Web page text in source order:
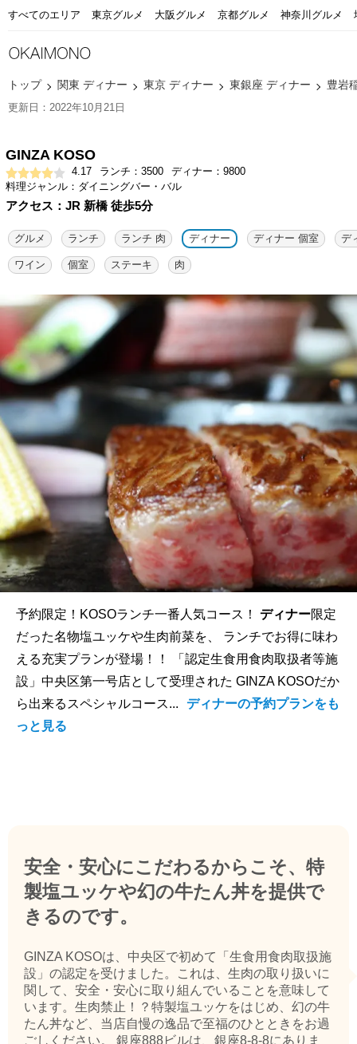
すべてのエリア 東京グルメ 大阪グルメ 京都グルメ 神奈川グルメ
トップ 関東 ディナー 東京 ディナー 東銀座 ディナー 豊岩
更新日：2022年10月21日
GINZA KOSO
4.17 ランチ：3500
ディナー：9800
料理ジャンル：ダイニングバー・バル
アクセス：JR 新橋 徒歩5分
グルメ ランチ ランチ 肉 ディナー ディナー 個室 デ
ワイン 個室 ステーキ 肉
予約限定！KOSOランチ一番人気コース！ ディナー限定
だった名物塩ユッケや生肉前菜を、 ランチでお得に味わ
える充実プランが登場！！ 「認定生食用食肉取扱者等施
設」中央区第一号店として受理された GINZA KOSOだか
ら出来るスペシャルコース...
ディナーの予約プランをも
っと見る
安全・安心にこだわるからこそ、特
製塩ユッケや幻の牛たん丼を提供で
きるのです。
GINZA KOSOは、中央区で初めて「生食用食肉取扱施
設」の認定を受けました。これは、生肉の取り扱いに
関して、安全・安心に取り組んでいることを意味して
います。生肉禁止！？特製塩ユッケをはじめ、幻の牛
たん丼など、当店自慢の逸品で至福のひとときをお過
ごしください。 銀座888ビルは、銀座8-8-8にありま